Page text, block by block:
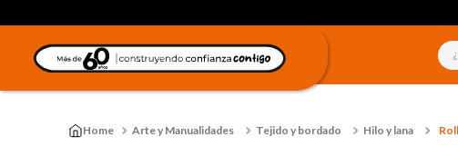
Arte y Manualidades Tejido y bordado Hilo y lana